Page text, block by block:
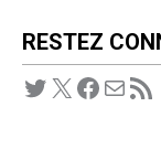
RESTEZ
Twitter X Facebook E-mail Flux RSS